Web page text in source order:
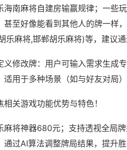
海南麻将自建房输赢规律；一些
甚至好像能看到其他人的牌一样
乐麻将,邯郸胡乐麻将)等，建议通
义修改牌：用户可输入需求生成
适用于多种场景（如与好友对局
相关游戏功能优势与特色！
麻将神器680元；支持透视全局
通过AI算法调整牌局结果，提升胜